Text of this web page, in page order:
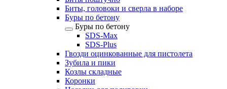
Биты, головоки и сверла в наборе
Буры по бетону
Буры по бетону
SDS-Max
SDS-Plus
Гвозди оцинкованные для пистолета
Зубила и пики
Козлы складные
Коронки